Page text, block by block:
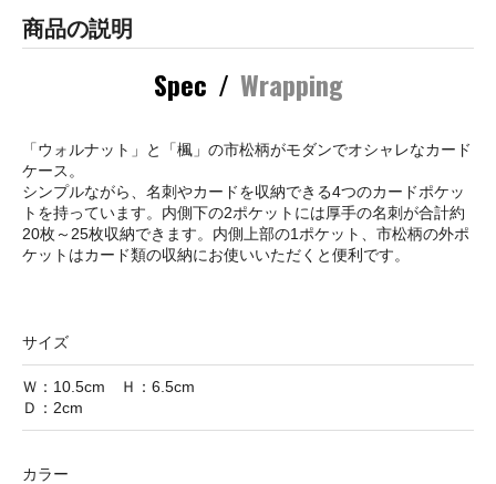
商品の説明
Spec / Wrapping
「ウォルナット」と「楓」の市松柄がモダンでオシャレなカード
ケース。
シンプルながら、名刺やカードを収納できる4つのカードポケッ
トを持っています。内側下の2ポケットには厚手の名刺が合計約
20枚～25枚収納できます。内側上部の1ポケット、市松柄の外ポ
ケットはカード類の収納にお使いいただくと便利です。
サイズ
Ｗ：10.5cm Ｈ：6.5cm
Ｄ：2cm
カラー